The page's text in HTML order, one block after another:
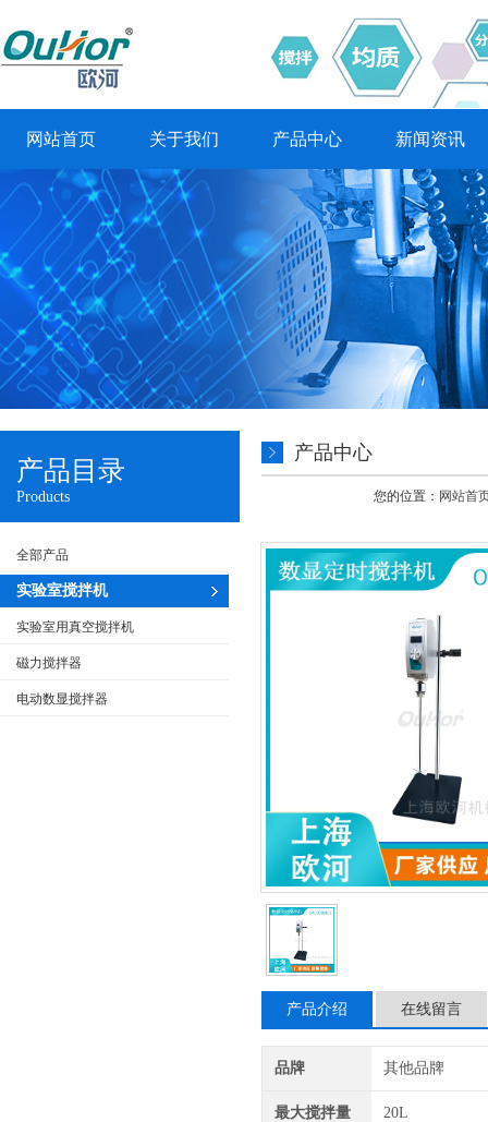
网站首页 关于我们 产品中心 新闻资讯
产品目录
Products
全部产品
实验室搅拌机
实验室用真空搅拌机
磁力搅拌器
电动数显搅拌器
产品中心
您的位置： 网站首
产品介绍 在线留言
品牌 其他品牌
最大搅拌量 20L